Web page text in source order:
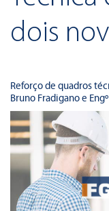
dois
Reforço de quadros
Bruno Fradigano e